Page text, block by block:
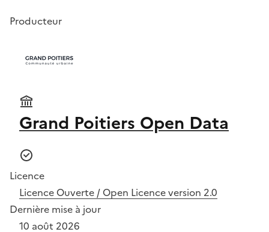
Producteur
Grand Poitiers Open Data
Licence
Licence Ouverte / Open Licence version 2.0
Dernière mise à jour
10 août 2026